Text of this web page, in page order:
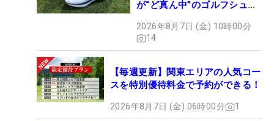
が“ど真ん中”のゴルフシュー
2026年8月7日 (金) 10時00分
14
【毎週更新】関東エリアの人気コー
スを特別優待料金で予約ができる！
2026年8月7日 (金) 06時00分 1